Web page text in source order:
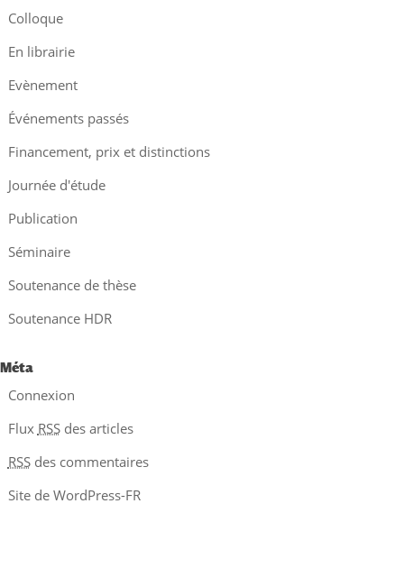
Colloque
En librairie
Evènement
Événements passés
Financement, prix et distinctions
Journée d'étude
Publication
Séminaire
Soutenance de thèse
Soutenance HDR
Méta
Connexion
Flux RSSdes articles
RSSdes commentaires
Site de WordPress-FR